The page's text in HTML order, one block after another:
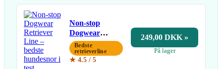
Non-stop
Dogwear
Retriever Line
Bedste
retrieverline
★ 4.5 / 5
249,00 DKK »
På lager